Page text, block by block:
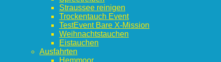
Straussee reinigen
Trockentauch Event
TestEvent Bare X-Mission
Weihnachtstauchen
Eistauchen
Ausfahrten
Hemmoor